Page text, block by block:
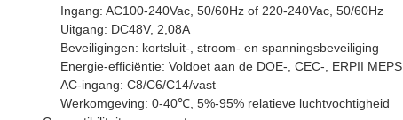
Ingang: AC100-240Vac, 50/60Hz of 220-240Vac, 50/60Hz
Uitgang: DC48V, 2,08A
Beveiligingen: kortsluit-, stroom- en spanningsbeveiliging
Energie-efficiëntie: Voldoet aan de DOE-, CEC-, ERPII
AC-ingang: C8/C6/C14/vast
Werkomgeving: 0-40℃, 5%-95% relatieve luchtvochtigheid